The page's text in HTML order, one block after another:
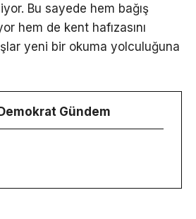
Bu sayede hem bağış
hem de kent hafızasını
yeni bir okuma yolculuğuna
Gündem